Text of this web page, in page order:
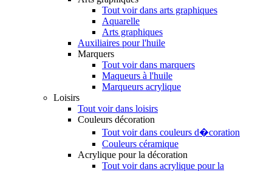
Tout voir dans arts graphiques
Aquarelle
Arts graphiques
Auxiliaires pour l'huile
Marquers
Tout voir dans marquers
Maqueurs à l'huile
Marqueurs acrylique
Loisirs
Tout voir dans loisirs
Couleurs décoration
Tout voir dans couleurs d�coration
Couleurs céramique
Acrylique pour la décoration
Tout voir dans acrylique pour la